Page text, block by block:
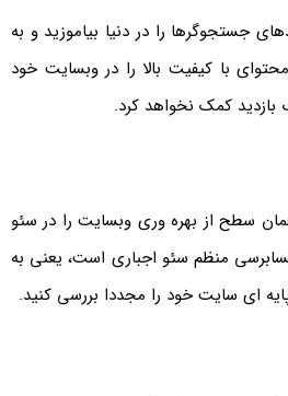
جستجوگرها را در دنیا بیاموزید و به
با کیفیت بالا را در وب­سایت خود
کمک نخواهد کرد.
سطح از بهره وری وب­سایت را در سئو
منظم سئو اجباری است، یعنی به
ای سایت خود را مجددا بررسی کنید.